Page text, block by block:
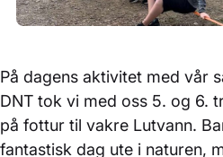
På dagens aktivitet med vår
DNT tok vi med oss 5. og 6.
på fottur til vakre Lutvann.
fantastisk dag ute i naturen,